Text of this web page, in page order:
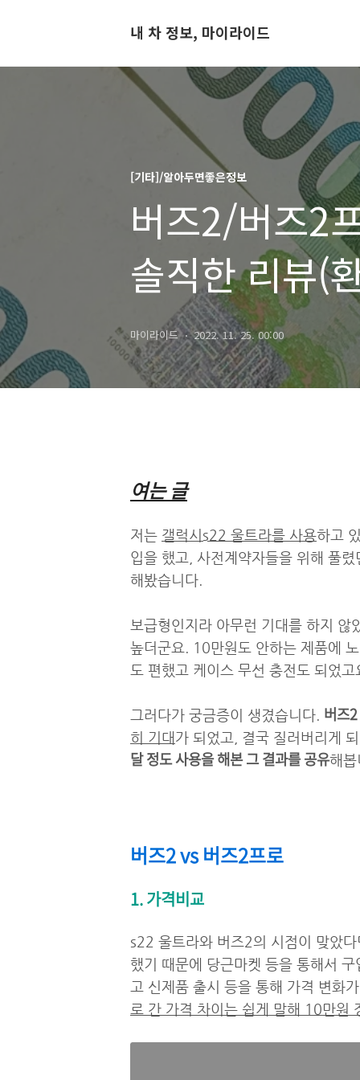
내 차 정보, 마이라이드
[기타]/알아두면좋은정보
버즈2/버즈2
솔직한 리뷰(
마이라이드 2022. 11. 25. 00:00
여는 글
저는 갤럭시s22 울트라를 사용하고
입을 했고, 사전계약자들을 위해 풀
해봤습니다.
보급형인지라 아무런 기대를 하지 않
높더군요. 10만원도 안하는 제품에
도 편했고 케이스 무선 충전도 되었고
그러다가 궁금증이 생겼습니다. 버즈
히 기대 가 되었고, 결국 질러버리게
달 정도 사용을 해본 그 결과를 공유해봅
버즈2 vs 버즈2프로
1. 가격비교
s22 울트라와 버즈2의 시점이 맞았
했기 때문에 당근마켓 등을 통해서
고 신제품 출시 등을 통해 가격 변화
로 간 가격 차이는 쉽게 말해 10만원